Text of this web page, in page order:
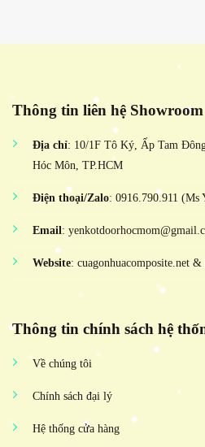
Thông tin liên hệ Showroom
Địa chỉ: 10/1F Tô Ký, Ấp Tam
Hóc Môn, TP.HCM
Điện thoại/Zalo: 0916.790.911 (Ms
Email:
Website: cuagonhuacomposite.net
Thông tin chính sách hệ
Về chúng tôi
Chính sách đại lý
Hệ thống cửa hàng